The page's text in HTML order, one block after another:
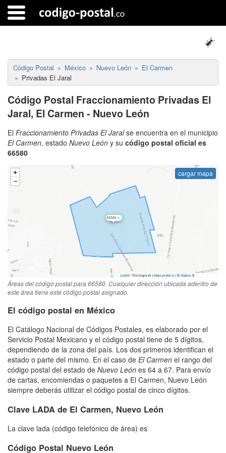
Código Postal México Nuevo León
El Carmen
Privadas El Jaral
Código Postal Fraccionamiento Privadas El
Jaral, El Carmen - Nuevo León
El Fraccionamiento Privadas El Jaralse encuentra en el municipio
El Carmen, estado Nuevo León y su código postal oficial es
66580
cargar mapa
Áreas del código postal para 66580. Cualquier dirección ubicada adentro de
este área tiene este código postal asignado.
El código postal en México
El Catálogo Nacional de Códigos Postales, es elaborado por el
Servicio Postal Mexicano y el código postal tiene de 5 dígitos,
dependiendo de la zona del país. Los dos primeros identifican el
estado o parte del mismo. En el caso de El Carmen el rango del
código postal del estado de Nuevo León es 64 a 67. Para envío
de cartas, encomiendas o paquetes a El Carmen, Nuevo León
siempre deberás utilizar el código postal de cinco dígitos.
Clave LADA de El Carmen, Nuevo León
La clave lada (código telefónico de área) es
Código Postal Nuevo León